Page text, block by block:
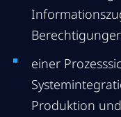
einer
Produktion